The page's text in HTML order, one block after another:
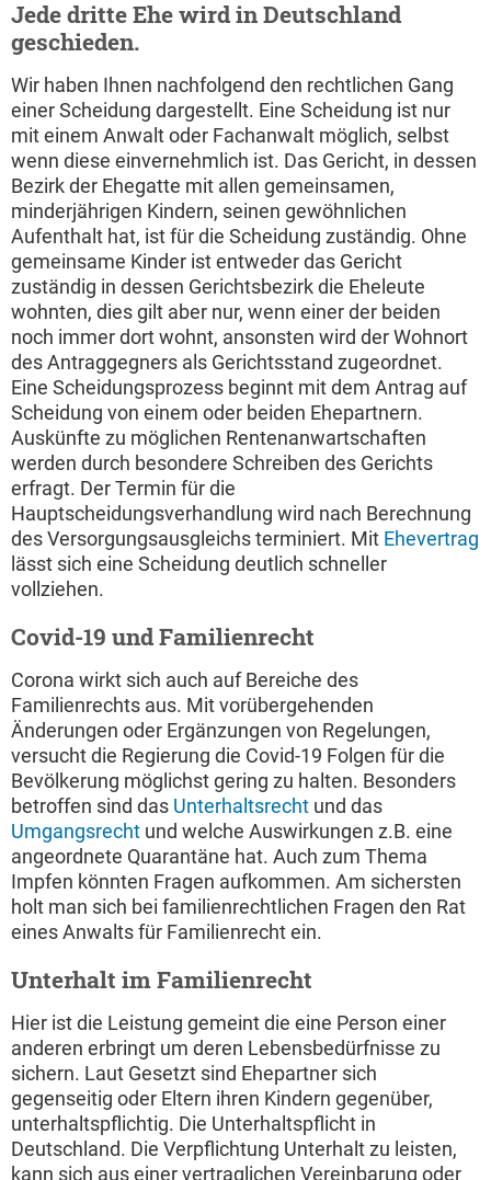
Jede dritte Ehe wird in Deutschland
geschieden.
Wir haben Ihnen nachfolgend den rechtlichen Gang
einer Scheidung dargestellt. Eine Scheidung ist nur
mit einem Anwalt oder Fachanwalt möglich, selbst
wenn diese einvernehmlich ist. Das Gericht, in dessen
Bezirk der Ehegatte mit allen gemeinsamen,
minderjährigen Kindern, seinen gewöhnlichen
Aufenthalt hat, ist für die Scheidung zuständig. Ohne
gemeinsame Kinder ist entweder das Gericht
zuständig in dessen Gerichtsbezirk die Eheleute
wohnten, dies gilt aber nur, wenn einer der beiden
noch immer dort wohnt, ansonsten wird der Wohnort
des Antraggegners als Gerichtsstand zugeordnet.
Eine Scheidungsprozess beginnt mit dem Antrag auf
Scheidung von einem oder beiden Ehepartnern.
Auskünfte zu möglichen Rentenanwartschaften
werden durch besondere Schreiben des Gerichts
erfragt. Der Termin für die
Hauptscheidungsverhandlung wird nach Berechnung
des Versorgungsausgleichs terminiert. Mit Ehevertrag
lässt sich eine Scheidung deutlich schneller
vollziehen.
Covid-19 und Familienrecht
Corona wirkt sich auch auf Bereiche des
Familienrechts aus. Mit vorübergehenden
Änderungen oder Ergänzungen von Regelungen,
versucht die Regierung die Covid-19 Folgen für die
Bevölkerung möglichst gering zu halten. Besonders
betroffen sind das Unterhaltsrecht und das
Umgangsrecht und welche Auswirkungen z.B. eine
angeordnete Quarantäne hat. Auch zum Thema
Impfen könnten Fragen aufkommen. Am sichersten
holt man sich bei familienrechtlichen Fragen den Rat
eines Anwalts für Familienrecht ein.
Unterhalt im Familienrecht
Hier ist die Leistung gemeint die eine Person einer
anderen erbringt um deren Lebensbedürfnisse zu
sichern. Laut Gesetzt sind Ehepartner sich
gegenseitig oder Eltern ihren Kindern gegenüber,
unterhaltspflichtig. Die Unterhaltspflicht in
Deutschland. Die Verpflichtung Unterhalt zu leisten,
kann sich aus einer vertraglichen Vereinbarung oder